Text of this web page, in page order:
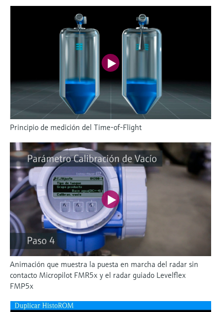
Principio de medición del Time-of-Flight
Animación que muestra la puesta en marcha del radar sin
contacto Micropilot FMR5x y el radar guiado Levelflex
FMP5x